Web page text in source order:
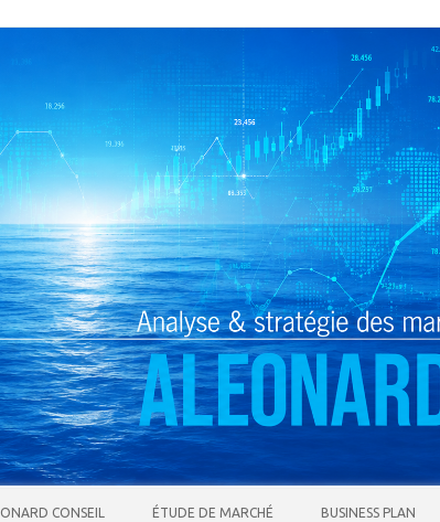
CONSEIL ÉTUDE DE MARCHÉ BUSINESS PLAN